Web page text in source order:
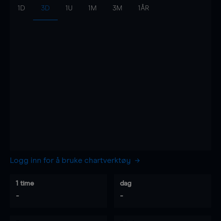
1D 3D 1U 1M 3M 1ÅR
Logg inn for å bruke chartverktøy
1 time
-
dag
-